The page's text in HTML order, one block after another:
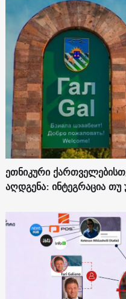
ეთნიკური
აღდგენა: ინტეგრაცია